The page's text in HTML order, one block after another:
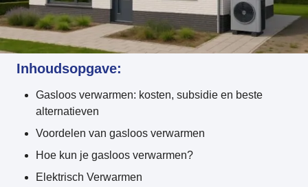
Inhoudsopgave:
Gasloos verwarmen: kosten, subsidie en beste
alternatieven
Voordelen van gasloos verwarmen
Hoe kun je gasloos verwarmen?
Elektrisch Verwarmen